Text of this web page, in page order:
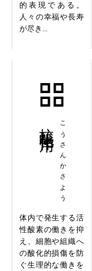
的表現である。
人々の幸福や長寿
が尽き...
こうさんかさよう
体内で発生する活
性酸素の働きを抑
え、細胞や組織へ
の酸化的損傷を防
ぐ生理的な働きを